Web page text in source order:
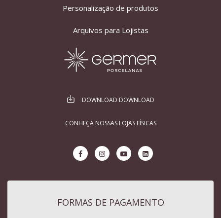
Personalização de produtos
Arquivos para Lojistas
DOWNLOAD DOWNLOAD
CONHEÇA NOSSAS LOJAS FÍSICAS
FORMAS DE PAGAMENTO